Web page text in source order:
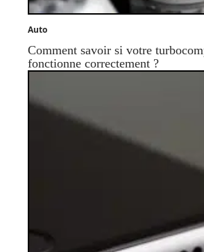
Auto
Comment savoir si votre
fonctionne correctement ?